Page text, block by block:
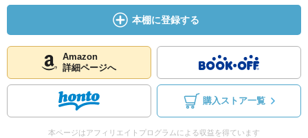
本棚に登録する
Amazon
詳細ページへ
購入ストア一覧
本ページはアフィリエイトプログラムによる収益を得ています